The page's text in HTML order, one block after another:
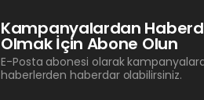
Kampanyalardan
Olmak İçin Abone Olun
E-Posta abonesi olarak
haberlerden haberdar olabilirsiniz.